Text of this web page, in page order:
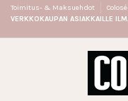
Toimitus- & Maksuehdot
VERKKOKAUPAN ASIAKKAILLE